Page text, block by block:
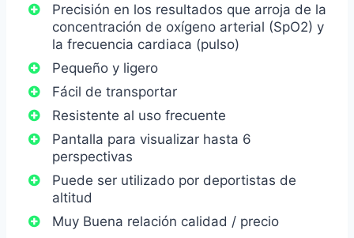
Precisión en los resultados que arroja de la
concentración de oxígeno arterial (SpO2) y
la frecuencia cardiaca (pulso)
Pequeño y ligero
Fácil de transportar
Resistente al uso frecuente
Pantalla para visualizar hasta 6
perspectivas
Puede ser utilizado por deportistas de
altitud
Muy Buena relación calidad / precio